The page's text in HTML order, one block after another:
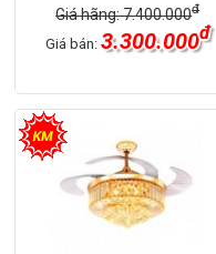
Giá hãng: 7.400.000đ
Giá bán: 3.300.000đ